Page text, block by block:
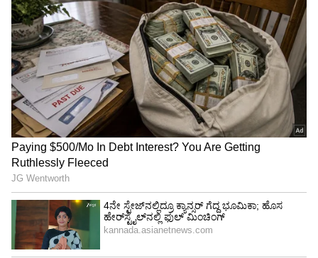
ಆಹಾರದಲ್ಲಿ ಕಬ್ಬಿಣದ ಕೊರತೆಯಿಂದ ಒಂದು ರೀತಿಯ
ರಕ್ತಹೀನತೆ ಉಂಟಾಗುತ್ತದೆ ಕೆಂಪು ಮಾಂಸದಿಂದ ಪಾಲಕಕ್ಕೆ
ಸಾಕಷ್ಟು ಕಬ್ಬಿಣದ ಭರಿತ ಆಹಾರಗಳಿವೆ. ಕಬ್ಬಿಣದ ಕೊರತೆಯ
ರಕ್ತಹೀನತೆಯನ್ನು ನಿವಾರಿಸಲು ನೀವು ಮೂಸಂಬಿ
ಹಣ್ಣುಗಳನ್ನು ಸಹ ನಂಬಬಹುದು. ಏಕೆಂದರೆ ಇದರಲ್ಲಿ
ಕಬ್ಬಿಣವಿದೆ, ಆದರೆ ವಿಟಮಿನ್ ಸಿ ಕೂಡ ಕಬ್ಬಿಣದ ಅತ್ಯುತ್ತಮ
ಹೀರಿಕೊಳ್ಳುವಿಕೆಗೆ ಮುಖ್ಯವಾಗಿದೆ.